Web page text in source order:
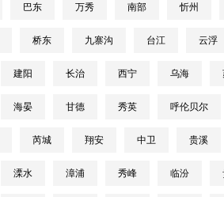
巴东 万秀 南部 忻州
桥东 九寨沟 台江 云浮
建阳 长治 西宁 乌海
海晏 甘德 秀英 呼伦贝尔
芮城 翔安 中卫 贵溪
溧水 漳浦 秀峰 临汾